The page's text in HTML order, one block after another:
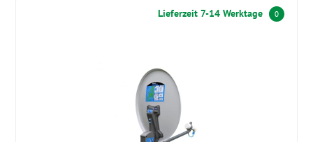
Lieferzeit 7-14 Werktage 0